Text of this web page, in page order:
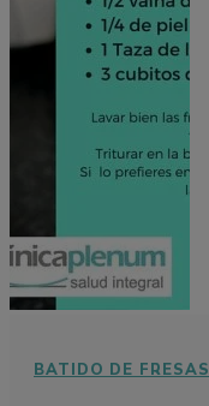
BATIDO DE